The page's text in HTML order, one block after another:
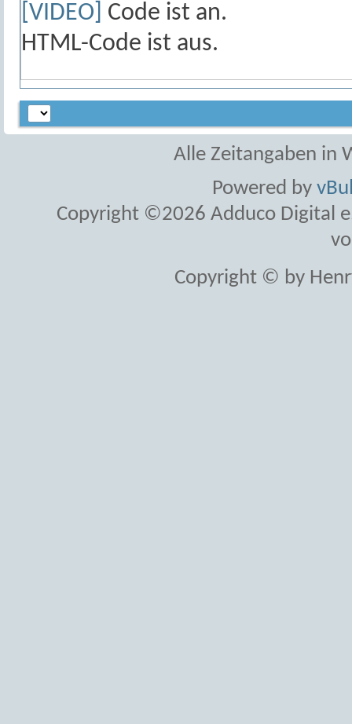
[VIDEO] Code ist an.
HTML-Code ist aus.
Alle Zeitangaben in
Powered by
Copyright ©2026 Adduco Digital
Copyright © by